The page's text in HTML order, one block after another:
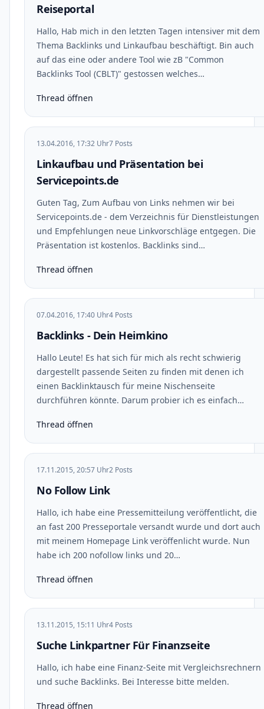
Reiseportal
Hallo, Hab mich in den letzten Tagen intensiver mit dem
Thema Backlinks und Linkaufbau beschäftigt. Bin auch
auf das eine oder andere Tool wie zB "Common
Backlinks Tool (CBLT)" gestossen welches…
Thread öffnen
13.04.2016, 17:32 Uhr7 Posts
Linkaufbau und Präsentation bei
Servicepoints.de
Guten Tag, Zum Aufbau von Links nehmen wir bei
Servicepoints.de - dem Verzeichnis für Dienstleistungen
und Empfehlungen neue Linkvorschläge entgegen. Die
Präsentation ist kostenlos. Backlinks sind…
Thread öffnen
07.04.2016, 17:40 Uhr4 Posts
Backlinks - Dein Heimkino
Hallo Leute! Es hat sich für mich als recht schwierig
dargestellt passende Seiten zu finden mit denen ich
einen Backlinktausch für meine Nischenseite
durchführen könnte. Darum probier ich es einfach…
Thread öffnen
17.11.2015, 20:57 Uhr2 Posts
No Follow Link
Hallo, ich habe eine Pressemitteilung veröffentlicht, die
an fast 200 Presseportale versandt wurde und dort auch
mit meinem Homepage Link veröffenlicht wurde. Nun
habe ich 200 nofollow links und 20…
Thread öffnen
13.11.2015, 15:11 Uhr4 Posts
Suche Linkpartner Für Finanzseite
Hallo, ich habe eine Finanz-Seite mit Vergleichsrechnern
und suche Backlinks. Bei Interesse bitte melden.
Thread öffnen